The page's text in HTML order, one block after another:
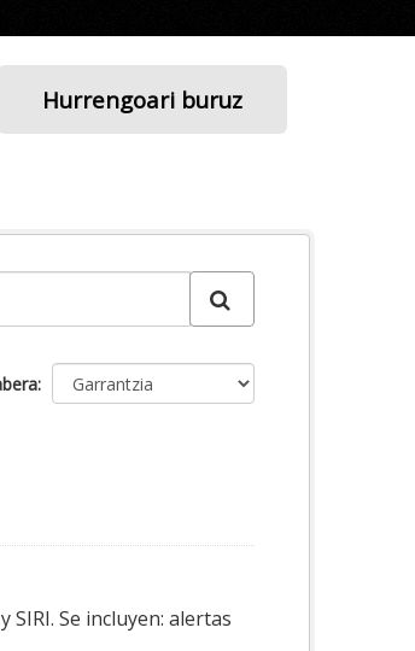
Hurrengoari buruz
Se incluyen: alertas